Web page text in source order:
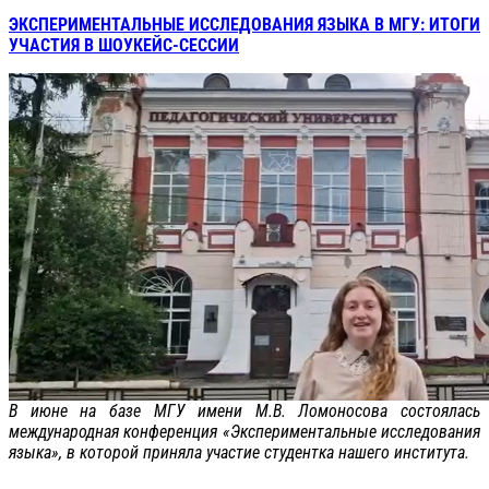
ЭКСПЕРИМЕНТАЛЬНЫЕ ИССЛЕДОВАНИЯ ЯЗЫКА В МГУ: ИТОГИ
УЧАСТИЯ В ШОУКЕЙС-СЕССИИ
В июне на базе МГУ имени М.В. Ломоносова состоялась
международная конференция «Экспериментальные исследования
языка», в которой приняла участие студентка нашего института.